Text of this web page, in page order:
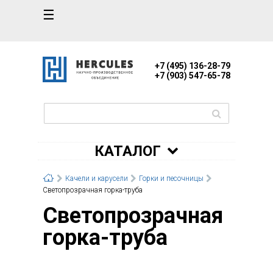
☰
+7 (495) 136-28-79
+7 (903) 547-65-78
КАТАЛОГ
Качели и карусели
Горки и песочницы
Светопрозрачная горка-труба
Светопрозрачная
горка-труба